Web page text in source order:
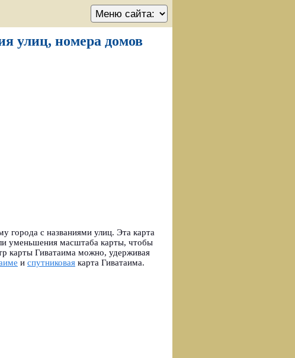
улиц, номера домов
города с названиями улиц. Эта карта
уменьшения масштаба карты, чтобы
карты Гиватаима можно, удерживая
и спутниковая карта Гиватаима.